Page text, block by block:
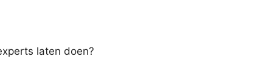
laten doen?